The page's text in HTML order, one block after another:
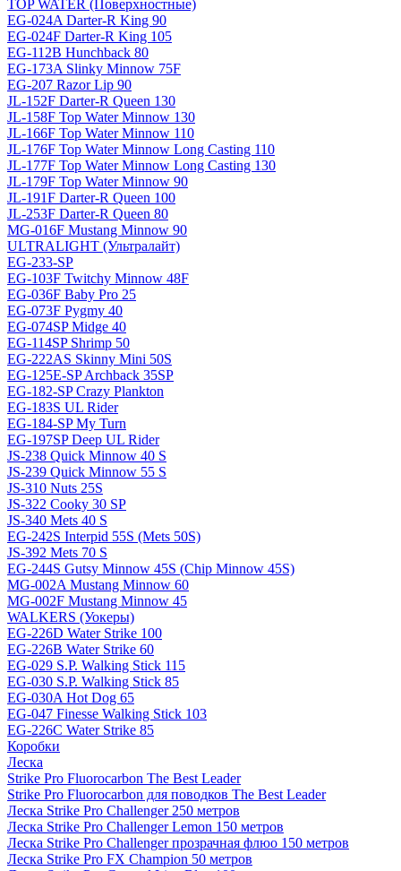
TOP WATER (Поверхностные)
EG-024A Darter-R King 90
EG-024F Darter-R King 105
EG-112B Hunchback 80
EG-173A Slinky Minnow 75F
EG-207 Razor Lip 90
JL-152F Darter-R Queen 130
JL-158F Top Water Minnow 130
JL-166F Top Water Minnow 110
JL-176F Top Water Minnow Long Casting 110
JL-177F Top Water Minnow Long Casting 130
JL-179F Top Water Minnow 90
JL-191F Darter-R Queen 100
JL-253F Darter-R Queen 80
MG-016F Mustang Minnow 90
ULTRALIGHT (Ультралайт)
EG-233-SP
EG-103F Twitchy Minnow 48F
EG-036F Baby Pro 25
EG-073F Pygmy 40
EG-074SP Midge 40
EG-114SP Shrimp 50
EG-222AS Skinny Mini 50S
EG-125E-SP Archback 35SP
EG-182-SP Crazy Plankton
EG-183S UL Rider
EG-184-SP My Turn
EG-197SP Deep UL Rider
JS-238 Quick Minnow 40 S
JS-239 Quick Minnow 55 S
JS-310 Nuts 25S
JS-322 Cooky 30 SP
JS-340 Mets 40 S
EG-242S Interpid 55S (Mets 50S)
JS-392 Mets 70 S
EG-244S Gutsy Minnow 45S (Chip Minnow 45S)
MG-002A Mustang Minnow 60
MG-002F Mustang Minnow 45
WALKERS (Уокеры)
EG-226D Water Strike 100
EG-226B Water Strike 60
EG-029 S.P. Walking Stick 115
EG-030 S.P. Walking Stick 85
EG-030A Hot Dog 65
EG-047 Finesse Walking Stick 103
EG-226C Water Strike 85
Коробки
Леска
Strike Pro Fluorocarbon The Best Leader
Strike Pro Fluorocarbon для поводков The Best Leader
Леска Strike Pro Challenger 250 метров
Леска Strike Pro Challenger Lemon 150 метров
Леска Strike Pro Challenger прозрачная флюо 150 метров
Леска Strike Pro FX Champion 50 метров